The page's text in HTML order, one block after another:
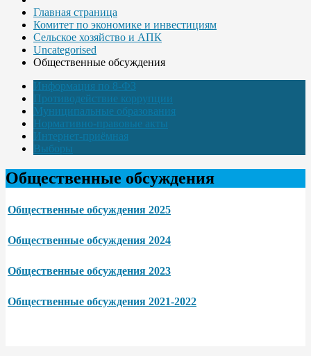
Главная страница
Комитет по экономике и инвестициям
Сельское хозяйство и АПК
Uncategorised
Общественные обсуждения
Информация по 8-ФЗ
Противодействие коррупции
Муниципальные образования
Нормативно-правовые акты
Интернет-приёмная
Выборы
Общественные обсуждения
Общественные обсуждения 2025
Общественные обсуждения 2024
Общественные обсуждения 2023
Общественные обсуждения 2021-2022